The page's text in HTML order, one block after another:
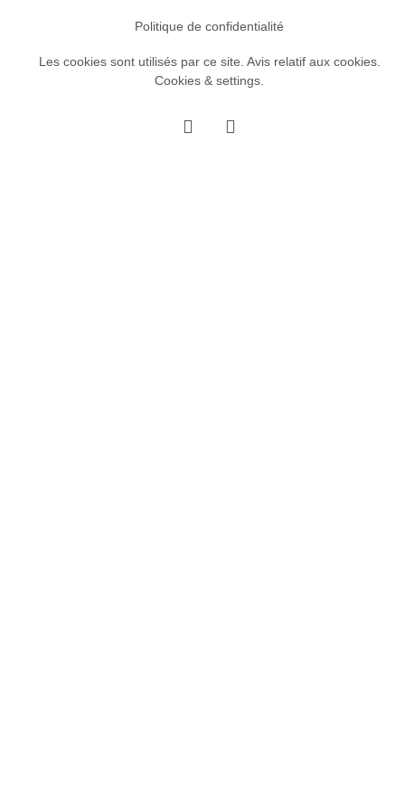
Politique de confidentialité
Les cookies sont utilisés par ce site. Avis relatif aux cookies.
Cookies & settings.